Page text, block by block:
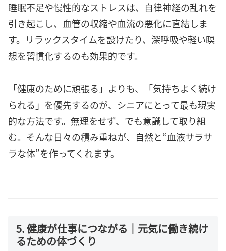
睡眠不足や慢性的なストレスは、自律神経の乱れを
引き起こし、血管の収縮や血流の悪化に直結しま
す。リラックスタイムを設けたり、深呼吸や軽い瞑
想を習慣化するのも効果的です。
「健康のために頑張る」よりも、「気持ちよく続け
られる」を優先するのが、シニアにとって最も現実
的な方法です。無理をせず、でも意識して取り組
む。そんな日々の積み重ねが、自然と“血液サラサ
ラな体”を作ってくれます。
5. 健康が仕事につながる｜元気に働き続け
るための体づくり